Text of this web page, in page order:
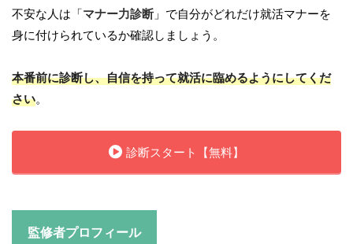
不安な人は「マナー力診断」で自分がどれだけ就活マナーを
身に付けられているか確認しましょう。
本番前に診断し、自信を持って就活に臨めるようにしてくだ
さい。
診断スタート【無料】
監修者プロフィール